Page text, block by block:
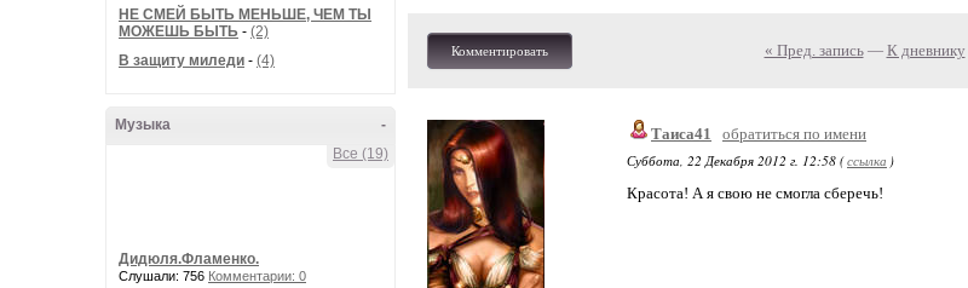
НЕ СМЕЙ БЫТЬ МЕНЬШЕ, ЧЕМ ТЫ
МОЖЕШЬ БЫТЬ - (2)
В защиту миледи - (4)
-
Музыка
Все (19)
Дидюля.Фламенко.
Слушали: 756 Комментарии: 0
Комментировать « Пред. запись— К дневнику
Таиса41
обратиться по имени
Суббота, 22 Декабря 2012 г. 12:58 (ссылка )
Красота! А я свою не смогла сберечь!